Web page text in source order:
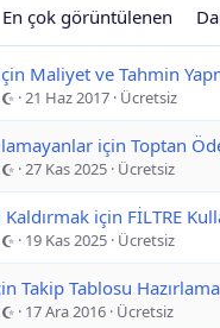
En çok görüntülenen
Maliyet ve Tahmin
21 Haz 2017 Ücretsiz
27 Kas 2025 Ücretsiz
Kaldırmak için FİLTRE
19 Kas 2025 Ücretsiz
Takip Tablosu Hazırlama
17 Ara 2016 Ücretsiz